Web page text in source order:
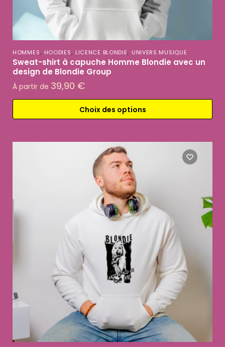
HOMMES, HOODIES, LICENCE BLONDIE, UNIVERS MUSIQUE
Sweat-shirt à capuche Homme Blondie avec un
design de Blondie Group
À partir de 39,90 €
Choix des options